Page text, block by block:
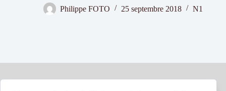
Philippe FOTO 25 septembre 2018 N1